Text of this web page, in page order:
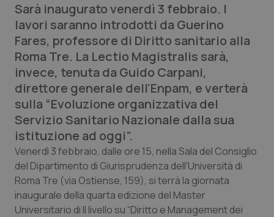
Edizioni Regionali
QS Pro
Professionisti Sanitari.AI
Abruzzo
Basilicata
Calabria
Campania
QS Pro Gold
Artrite & artrosi
Asma & BPCO
Car-T
QS Club Newsletter
Sarà inaugurato venerdì 3 febbraio. I
lavori saranno introdotti da Guerino
Fares, professore di Diritto sanitario alla
Roma Tre. La Lectio Magistralis sarà,
invece, tenuta da Guido Carpani,
direttore generale dell'Enpam, e verterà
sulla “Evoluzione organizzativa del
Servizio Sanitario Nazionale dalla sua
istituzione ad oggi”.
Venerdì 3 febbraio, dalle ore 15, nella Sala del Consiglio
del Dipartimento di Giurisprudenza dell'Università di
Roma Tre (via Ostiense, 159), si terrà la giornata
inaugurale della quarta edizione del Master
Universitario di II livello su “Diritto e Management dei